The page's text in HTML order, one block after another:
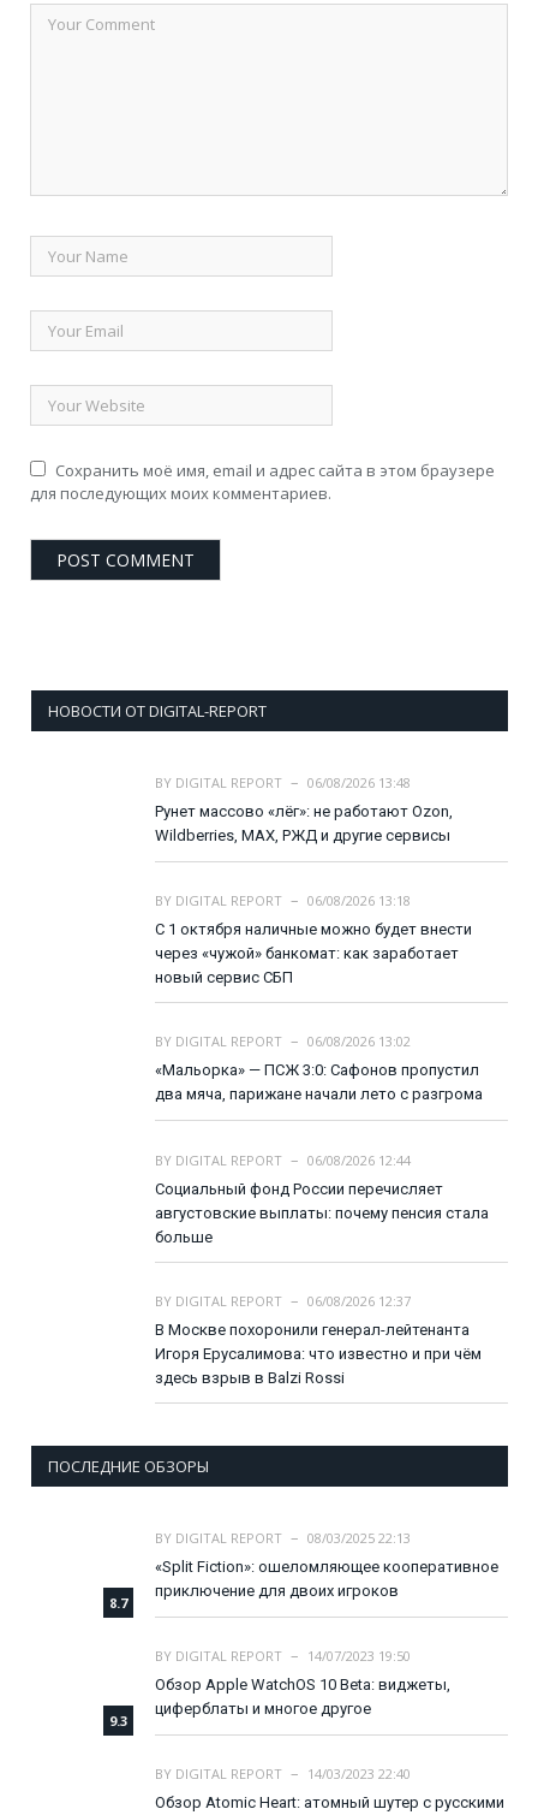
Сохранить моё имя, email и адрес сайта в этом браузере
для последующих моих комментариев.
НОВОСТИ ОТ DIGITAL-REPORT
BY DIGITAL REPORT
06/08/2026 13:48
Рунет массово «лёг»: не работают Ozon,
Wildberries, MAX, РЖД и другие сервисы
BY DIGITAL REPORT
06/08/2026 13:18
С 1 октября наличные можно будет внести
через «чужой» банкомат: как заработает
новый сервис СБП
BY DIGITAL REPORT
06/08/2026 13:02
«Мальорка» — ПСЖ 3:0: Сафонов пропустил
два мяча, парижане начали лето с разгрома
BY DIGITAL REPORT
06/08/2026 12:44
Социальный фонд России перечисляет
августовские выплаты: почему пенсия стала
больше
BY DIGITAL REPORT
06/08/2026 12:37
В Москве похоронили генерал-лейтенанта
Игоря Ерусалимова: что известно и при чём
здесь взрыв в Balzi Rossi
ПОСЛЕДНИЕ ОБЗОРЫ
8.7
BY DIGITAL REPORT
08/03/2025 22:13
«Split Fiction»: ошеломляющее кооперативное
приключение для двоих игроков
9.3
BY DIGITAL REPORT
14/07/2023 19:50
Обзор Apple WatchOS 10 Beta: виджеты,
циферблаты и многое другое
BY DIGITAL REPORT
14/03/2023 22:40
Обзор Atomic Heart: атомный шутер с русскими